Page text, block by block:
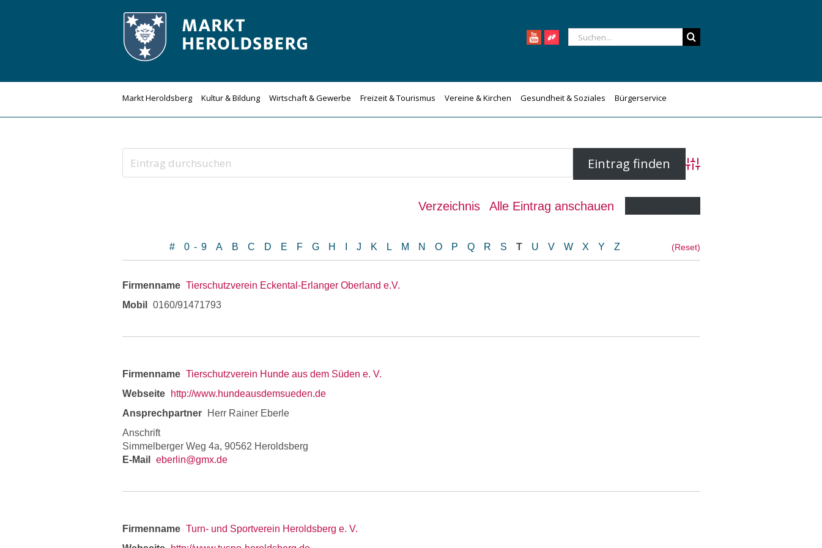
Suche
nach:
Markt Heroldsberg Kultur & Bildung Wirtschaft & Gewerbe Freizeit & Tourismus Vereine & Kirchen Gesundheit & Soziales Bürgerservice
Advanced Search
Verzeichnis Alle Eintrag anschauen
# 0-9 A B C D E F G H J K L M N O P Q R S T U V W X Y Z (Reset)
Firmenname Tierschutzverein Eckental-Erlanger Oberland e.V.
Mobil
0160/91471793
Firmenname Tierschutzverein Hunde aus dem Süden e. V.
Webseite
http://www.hundeausdemsueden.de
Ansprechpartner
Herr Rainer Eberle
Anschrift
Simmelberger Weg 4a, 90562 Heroldsberg
E-Mail
eberlin@gmx.de
Firmenname Turn- und Sportverein Heroldsberg e. V.